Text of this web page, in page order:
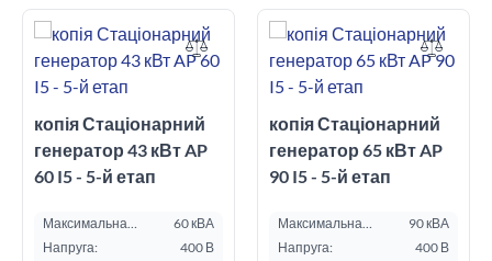
копія Стаціонарний
генератор 43 кВт AP
60 I5 - 5-й етап
Максимальна
60 кВА
Напруга:
400 В
копія Стаціонарний
генератор 65 кВт AP
90 I5 - 5-й етап
Максимальна
90 кВА
Напруга:
400 В